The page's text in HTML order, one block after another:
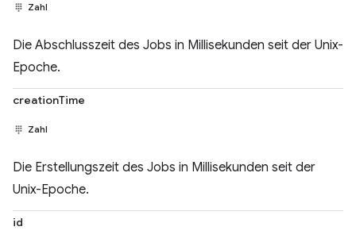
Zahl
Die Abschlusszeit des Jobs in Millisekunden seit der Unix-
Epoche.
creationTime
Zahl
Die Erstellungszeit des Jobs in Millisekunden seit der
Unix-Epoche.
id